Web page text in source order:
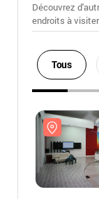
Découvrez
endroits à
Tous